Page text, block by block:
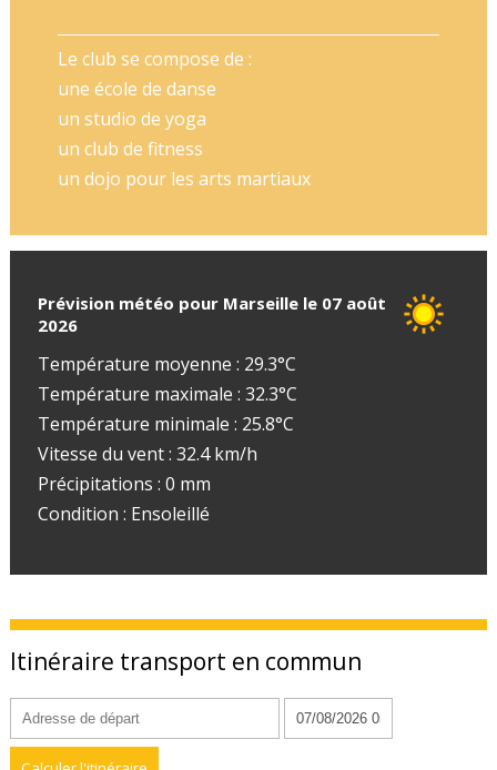
Le club se compose de :
une école de danse
un studio de yoga
un club de fitness
un dojo pour les arts martiaux
Prévision météo pour Marseille le 07 août
2026
Température moyenne : 29.3°C
Température maximale : 32.3°C
Température minimale : 25.8°C
Vitesse du vent : 32.4 km/h
Précipitations : 0 mm
Condition : Ensoleillé
Itinéraire transport en commun